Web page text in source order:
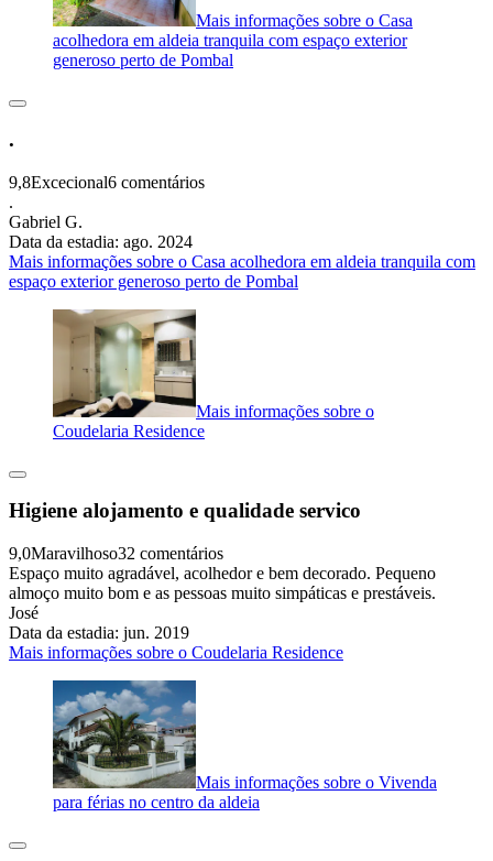
Mais informações sobre o Casa
acolhedora em aldeia tranquila com espaço exterior
generoso perto de Pombal
.
9,8Excecional6 comentários
.
Gabriel G.
Data da estadia: ago. 2024
Mais informações sobre o Casa acolhedora em aldeia tranquila com
espaço exterior generoso perto de Pombal
Mais informações sobre o
Coudelaria Residence
Higiene alojamento e qualidade servico
9,0Maravilhoso32 comentários
Espaço muito agradável, acolhedor e bem decorado. Pequeno
almoço muito bom e as pessoas muito simpáticas e prestáveis.
José
Data da estadia: jun. 2019
Mais informações sobre o Coudelaria Residence
Mais informações sobre o Vivenda
para férias no centro da aldeia